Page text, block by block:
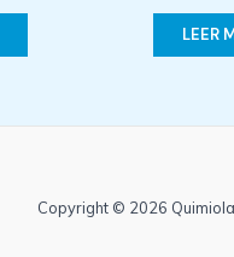
LEER
Copyright © 2026